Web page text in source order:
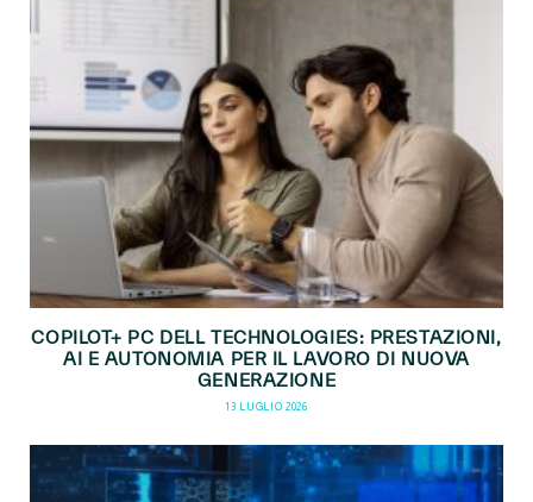
COPILOT+ PC DELL TECHNOLOGIES: PRESTAZIONI,
AI E AUTONOMIA PER IL LAVORO DI NUOVA
GENERAZIONE
13 LUGLIO 2026